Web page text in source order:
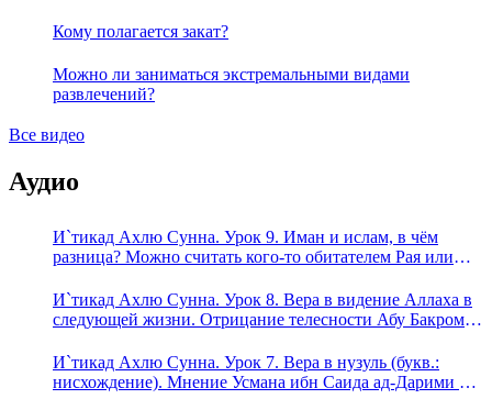
Кому полагается закат?
Можно ли заниматься экстремальными видами
развлечений?
Все видео
Аудио
И`тикад Ахлю Сунна. Урок 9. Иман и ислам, в чём
разница? Можно считать кого-то обитателем Рая или
И`тикад Ахлю Сунна. Урок 8. Вера в видение Аллаха в
следующей жизни. Отрицание телесности Абу Бакром
ибн Саида ад-Дарими. Иман – это слова, дела и
познание
И`тикад Ахлю Сунна. Урок 7. Вера в нузуль (букв.:
нисхождение). Мнение Усмана ибн Саида ад-Дарими о